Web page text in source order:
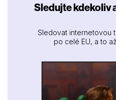
Sledujte kdekoliv
Sledovat internetovou
po celé EU, a to